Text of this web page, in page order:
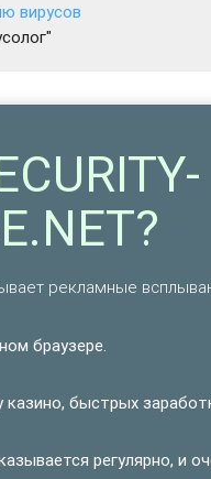
вирусов
рекламные
браузере.
быстрых
регулярно, и